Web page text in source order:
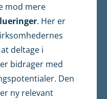
mod mere
. Her er
deltage i
bidrager med
Den
ny relevant